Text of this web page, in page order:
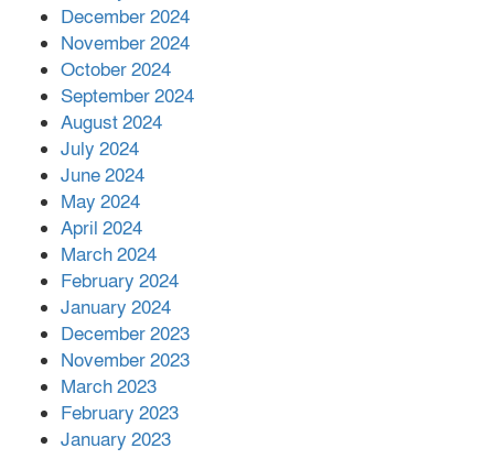
সহায়তা দিলেন সাচিং প্রু জেরী
December 2024
November 2024
October 2024
September 2024
August 2024
July 2024
June 2024
May 2024
April 2024
March 2024
February 2024
January 2024
December 2023
November 2023
March 2023
February 2023
January 2023